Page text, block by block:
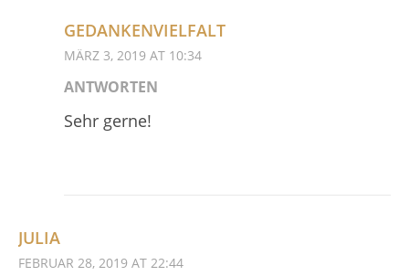
GEDANKENVIELFALT
MÄRZ 3, 2019 AT 10:34
ANTWORTEN
Sehr gerne!
JULIA
FEBRUAR 28, 2019 AT 22:44